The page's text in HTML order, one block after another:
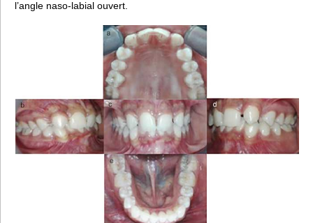
l’angle naso-labial ouvert.